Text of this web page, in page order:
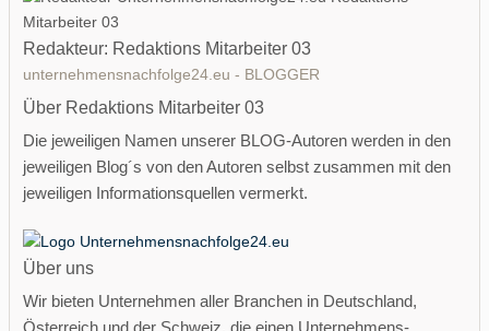
Redakteur: Redaktions Mitarbeiter 03
unternehmensnachfolge24.eu - BLOGGER
Über Redaktions Mitarbeiter 03
Die jeweiligen Namen unserer BLOG-Autoren werden in den
jeweiligen Blog´s von den Autoren selbst zusammen mit den
jeweiligen Informationsquellen vermerkt.
Über uns
Wir bieten Unternehmen aller Branchen in Deutschland,